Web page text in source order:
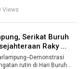
Views
Serikat Buruh
Raky ...
Demonstrasi
rutin di Hari Buruh